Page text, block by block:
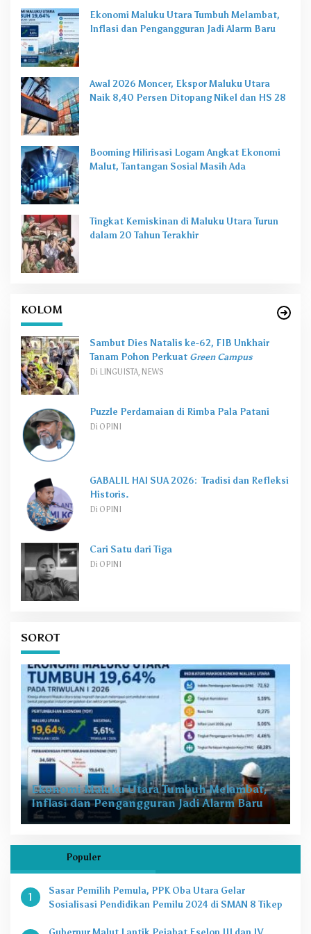
Ekonomi Maluku Utara Tumbuh Melambat,
Inflasi dan Pengangguran Jadi Alarm Baru
Awal 2026 Moncer, Ekspor Maluku Utara
Naik 8,40 Persen Ditopang Nikel dan HS 28
Booming Hilirisasi Logam Angkat Ekonomi
Malut, Tantangan Sosial Masih Ada
Tingkat Kemiskinan di Maluku Utara Turun
dalam 20 Tahun Terakhir
KOLOM
Sambut Dies Natalis ke-62, FIB Unkhair
Tanam Pohon Perkuat Green Campus
Di LINGUISTA, NEWS
Puzzle Perdamaian di Rimba Pala Patani
Di OPINI
GABALIL HAI SUA 2026: Tradisi dan Refleksi
Historis.
Di OPINI
Cari Satu dari Tiga
Di OPINI
SOROT
Ekonomi Maluku Utara Tumbuh Melambat,
Inflasi dan Pengangguran Jadi Alarm Baru
Populer
1
Sasar Pemilih Pemula, PPK Oba Utara Gelar
Sosialisasi Pendidikan Pemilu 2024 di SMAN 8 Tikep